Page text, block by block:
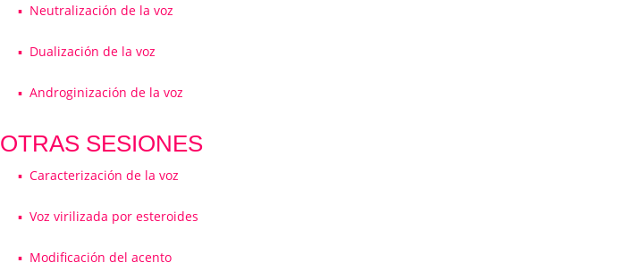
▪️ Neutralización de la voz
▪️ Dualización de la voz
▪️ Androginización de la voz
OTRAS SESIONES
▪️ Caracterización de la voz
▪️ Voz virilizada por esteroides
▪️ Modificación del acento